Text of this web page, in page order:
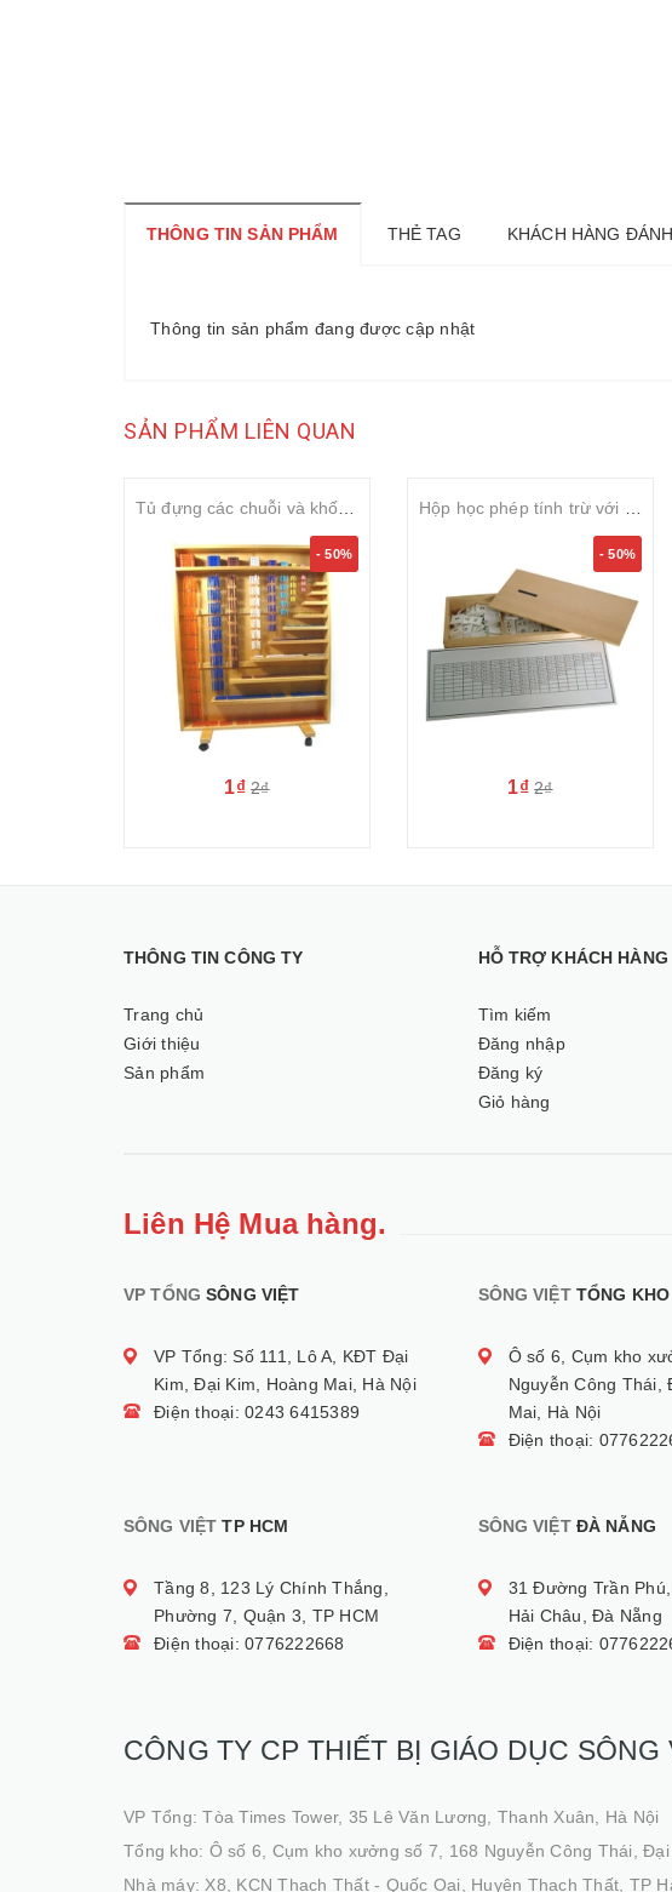
THÔNG TIN SẢN PHẨM THẺ TAG KHÁCH HÀNG
Thông tin sản phẩm đang được cập nhật
SẢN PHẨM LIÊN QUAN
Tủ đựng các chuỗi và khối hạt màu cao cấp ( Premium complete bead material with rack)
- 50%
1₫ 2₫
Hộp học phép tính trừ với thẻ điều khiển
- 50%
1₫ 2₫
THÔNG TIN CÔNG TY
Trang chủ
Giới thiệu
Sản phẩm
HỖ TRỢ KHÁCH HÀNG
Tìm kiếm
Đăng nhập
Đăng ký
Giỏ hàng
Liên Hệ Mua hàng.
VP TỔNGSÔNG VIỆT
VP Tổng: Số 111, Lô A, KĐT Đại
Kim, Đại Kim, Hoàng Mai, Hà Nội
Điện thoại: 0243 6415389
SÔNG VIỆTTỔNG KHO
Ô số 6, Cụm kho
Nguyễn Công Thái,
Mai, Hà Nội
Điện thoại:
SÔNG VIỆT TP HCM
Tầng 8, 123 Lý Chính Thắng,
Phường 7, Quận 3, TP HCM
Điện thoại: 0776222668
SÔNG VIỆTĐÀ NẴNG
31 Đường Trần
Hải Châu, Đà Nẵng
Điện thoại:
CÔNG TY CP THIẾT BỊ GIÁO DỤC SÔNG
VP Tổng: Tòa Times Tower, 35 Lê Văn Lương, Thanh Xuân, Hà Nội
Tổng kho: Ô số 6, Cụm kho xưởng số 7, 168 Nguyễn Công Thái,
Nhà máy: X8, KCN Thạch Thất - Quốc Oai, Huyện Thạch Thất, TP